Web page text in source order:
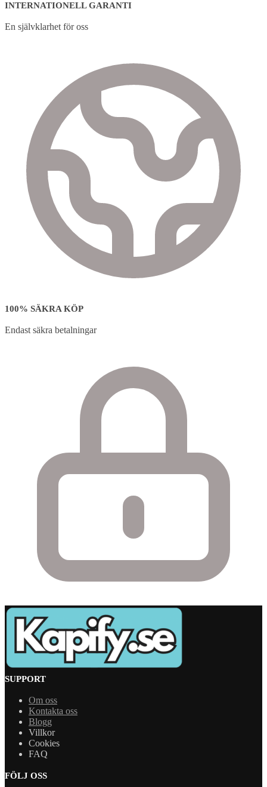
INTERNATIONELL GARANTI
En självklarhet för oss
100% SÄKRA KÖP
Endast säkra betalningar
SUPPORT
Om oss
Kontakta oss
Blogg
Villkor
Cookies
FAQ
FÖLJ OSS